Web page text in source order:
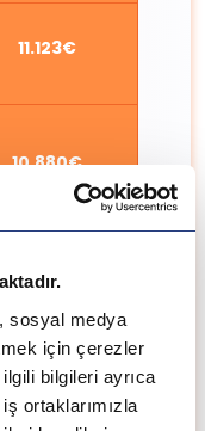
sosyal medya
için çerezler
bilgileri ayrıca
ortaklarımızla
11.123€
10.880€
28.200€